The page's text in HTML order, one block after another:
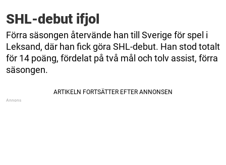
SHL-debut ifjol
Förra säsongen återvände han till Sverige för spel i
Leksand, där han fick göra SHL-debut. Han stod totalt
för 14 poäng, fördelat på två mål och tolv assist, förra
säsongen.